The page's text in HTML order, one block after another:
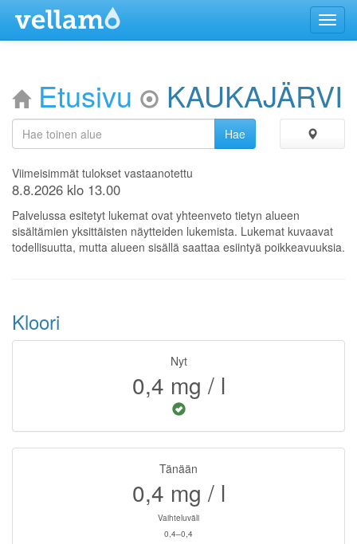
Menu
Etusivu KAUKAJÄRVI
Viimeisimmät tulokset vastaanotettu
8.8.2026 klo 13.00
Palvelussa esitetyt lukemat ovat yhteenveto tietyn alueen
sisältämien yksittäisten näytteiden lukemista. Lukemat kuvaavat
todellisuutta, mutta alueen sisällä saattaa esiintyä poikkeavuuksia.
Kloori
Nyt
0,4 mg / l
Tänään
0,4 mg / l
Vaihteluväli
0,4–0,4